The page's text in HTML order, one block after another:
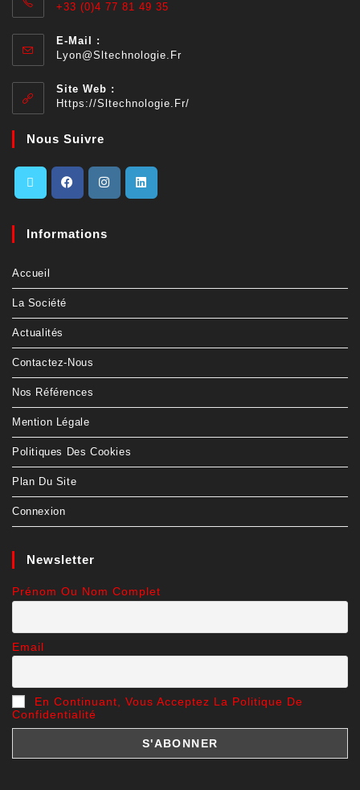
+33 (0)4 77 81 49 35
E-Mail :
Lyon@sltechnologie.fr
Site Web :
Https://sltechnologie.fr/
Nous Suivre
Informations
Accueil
La Société
Actualités
Contactez-Nous
Nos Références
Mention Légale
Politiques Des Cookies
Plan Du Site
Connexion
Newsletter
Prénom Ou Nom Complet
Email
En Continuant, Vous Acceptez La Politique De
Confidentialité